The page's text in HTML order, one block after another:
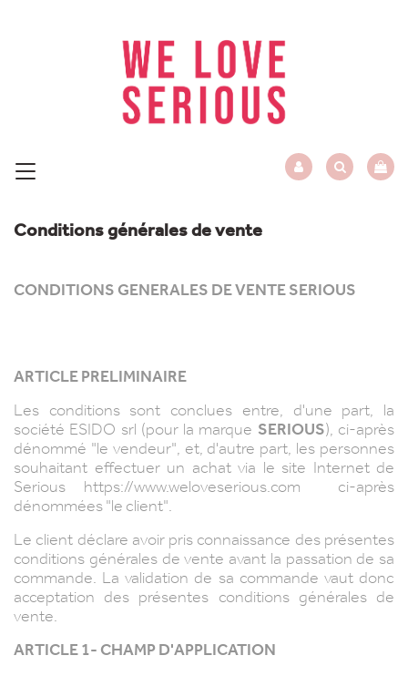
Conditions générales de vente
CONDITIONS GENERALES DE VENTE SERIOUS
ARTICLE PRELIMINAIRE
Les conditions sont conclues entre, d'une part, la
société ESIDO srl (pour la marque SERIOUS), ci-après
dénommé "le vendeur", et, d'autre part, les personnes
souhaitant effectuer un achat via le site Internet de
Serious https://www.weloveserious.com
ci-après
dénommées "le client".
Le client déclare avoir pris connaissance des présentes
conditions générales de vente avant la passation de sa
commande. La validation de sa commande vaut donc
acceptation des présentes conditions générales de
vente.
ARTICLE 1- CHAMP D'APPLICATION